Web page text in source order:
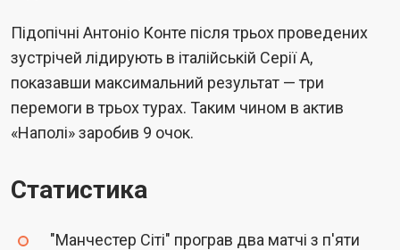
Підопічні Антоніо Конте після трьох проведених
зустрічей лідирують в італійській Серії А,
показавши максимальний результат — три
перемоги в трьох турах. Таким чином в актив
«Наполі» заробив 9 очок.
Статистика
"Манчестер Сіті" програв два матчі з п'яти